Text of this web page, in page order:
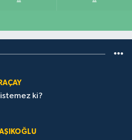
istemez ki?